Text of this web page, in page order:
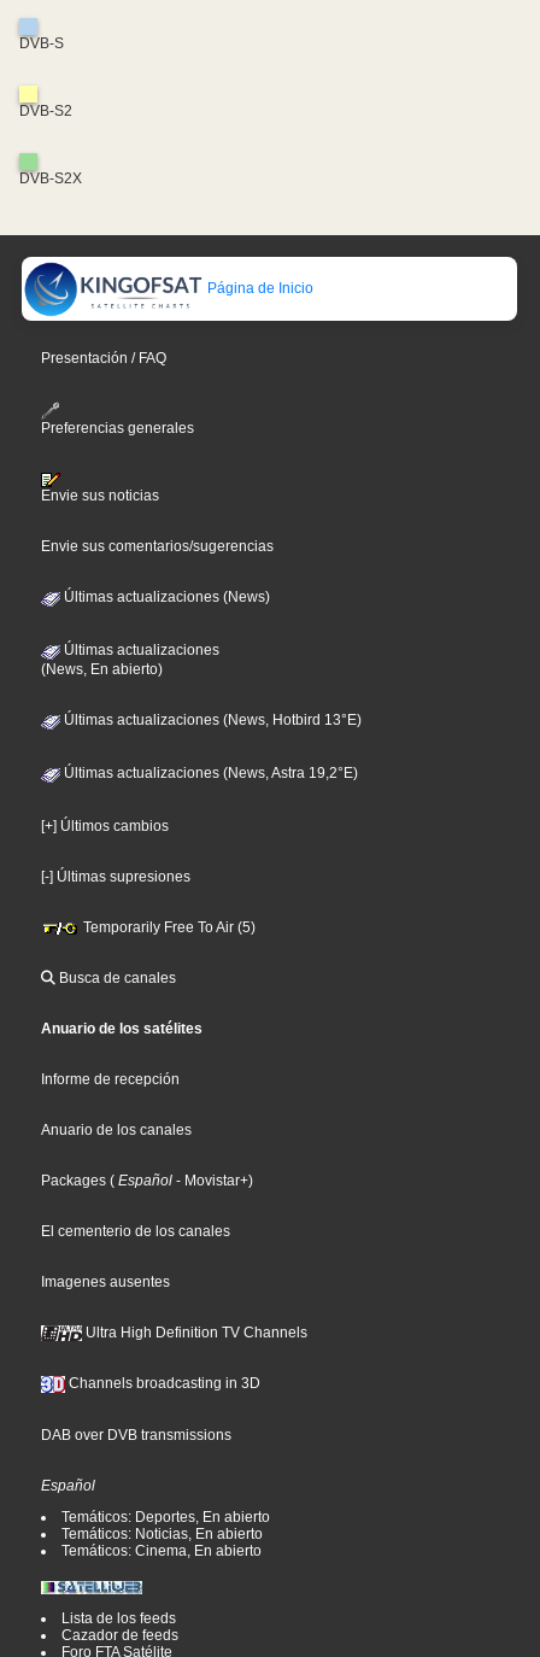
DVB-S
DVB-S2
DVB-S2X
Página de Inicio
Presentación / FAQ
Preferencias generales
Envie sus noticias
Envie sus comentarios/sugerencias
Últimas actualizaciones (News)
Últimas actualizaciones
(News, En abierto)
Últimas actualizaciones (News, Hotbird 13°E)
Últimas actualizaciones (News, Astra 19,2°E)
[+] Últimos cambios
[-] Últimas supresiones
Temporarily Free To Air (5)
Busca de canales
Anuario de los satélites
Informe de recepción
Anuario de los canales
Packages ( Español - Movistar+)
El cementerio de los canales
Imagenes ausentes
Ultra High Definition TV Channels
Channels broadcasting in 3D
DAB over DVB transmissions
Español
Temáticos: Deportes, En abierto
Temáticos: Noticias, En abierto
Temáticos: Cinema, En abierto
Lista de los feeds
Cazador de feeds
Foro FTA Satélite